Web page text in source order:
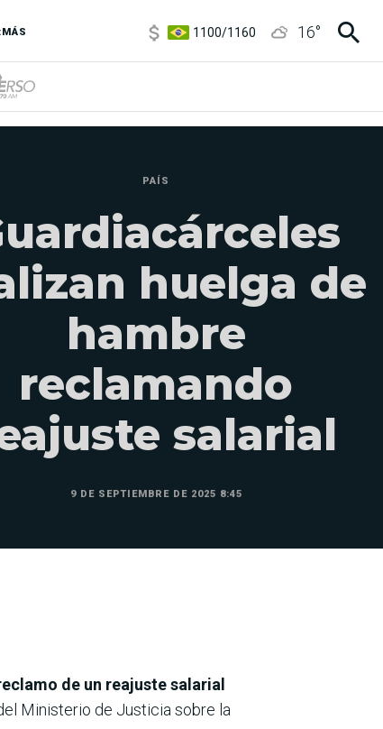
:MÁS
3,8/4
16°
PAÍS
huelga de
hambre
reclamando
salarial
9 DE SEPTIEMBRE DE 2025 8:45
de un reajuste salarial
Ministerio de Justicia sobre la